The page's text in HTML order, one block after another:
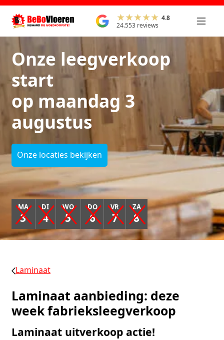
4.8
24.553 reviews
Onze leegverkoop
start
op maandag 3
augustus
Onze locaties bekijken
MA
3
DI
4
WO
5
DO
6
VR
7
ZA
8
Laminaat
Laminaat aanbieding: deze
week fabrieksleegverkoop
Laminaat uitverkoop actie!